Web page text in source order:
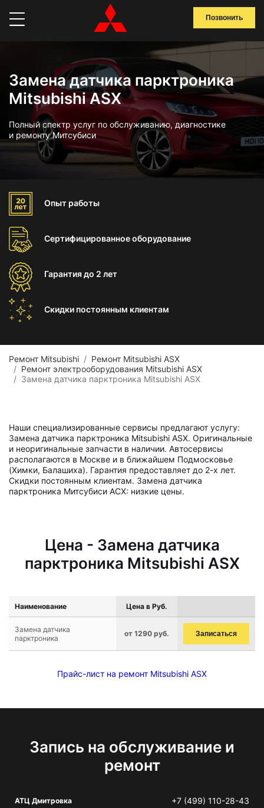
Позвонить
Замена датчика парктроника
Mitsubishi ASX
Полный спектр услуг по обслуживанию, диагностике
и ремонту Митсубиси
Опыт работы
Сертифицированноеоборудование
Гарантиядо 2 лет
Скидки постоянным клиентам
Ремонт Mitsubishi
Ремонт Mitsubishi ASX
Ремонт электрооборудования Mitsubishi ASX
Замена датчика парктроника Mitsubishi ASX
Наши специализированные сервисы предлагают услугу:
Замена датчика парктроника Mitsubishi ASX. Оригинальные
и неоригинальные запчасти в наличии. Автосервисы
располагаются в Москве и в ближайшем Подмосковье
(Химки, Балашиха). Гарантия предоставляет до 2-х лет.
Скидки постоянным клиентам. Замена датчика
парктроника Митсубиси АСХ: низкие цены.
Цена - Замена датчика
парктроника Mitsubishi ASX
Наименование Цена в Руб.
Замена датчика
парктроника
от 1290 руб. Записаться
Прайс-лист на ремонт Mitsubishi ASX
Запись на обслуживание и
ремонт
АТЦ Дмитровка +7 (499) 110-28-43